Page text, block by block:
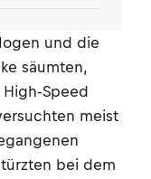
und die
säumten,
Speed
meist
bei dem